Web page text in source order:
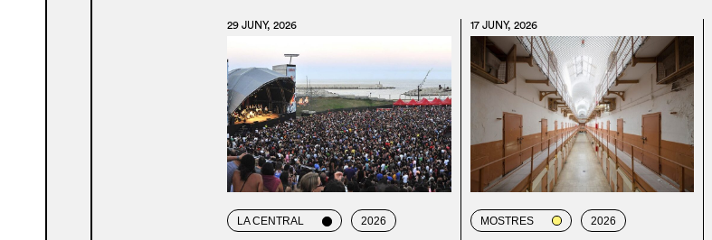
29 JUNY, 2026
LA CENTRAL 2026
17 JUNY, 2026
MOSTRES 2026